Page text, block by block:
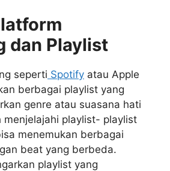
dan Playlist
seperti Spotify atau Apple
berbagai playlist yang
genre atau suasana hati
menjelajahi playlist- playlist
menemukan berbagai
beat yang berbeda.
playlist yang